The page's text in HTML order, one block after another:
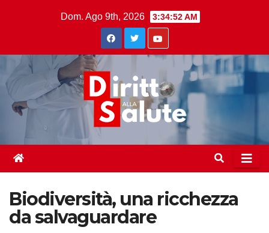
Dom. Ago 9th, 2026 3:34:53 AM
Biodiversità, una ricchezza
da salvaguardare